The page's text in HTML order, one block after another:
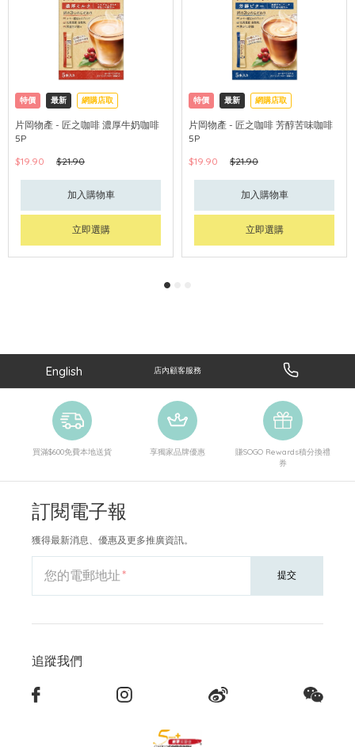
特價 最新 網購店取
片岡物產 - 匠之咖啡 濃厚牛奶咖啡
5P
$19.90
$21.90
加入購物車
立即選購
特價 最新 網購店取
片岡物產 - 匠之咖啡 芳醇苦味咖啡
5P
$19.90
$21.90
加入購物車
立即選購
English 店內顧客服務
買滿$600免費本地送貨 享獨家品牌優惠
賺SOGO Rewards積分換禮
券
訂閱電子報
獲得最新消息、優惠及更多推廣資訊。
您的電郵地址 提交
追蹤我們